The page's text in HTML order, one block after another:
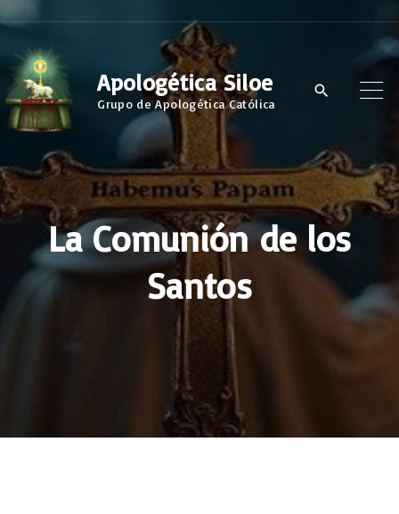
S
p
c
o
Apologética Siloe
Grupo de Apologética Católica
La Comunión de los
Santos